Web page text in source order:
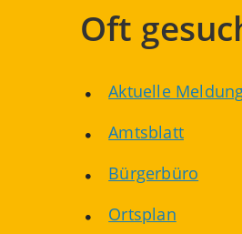
Oft
Aktuelle
Amtsblatt
Bürgerbüro
Ortsplan